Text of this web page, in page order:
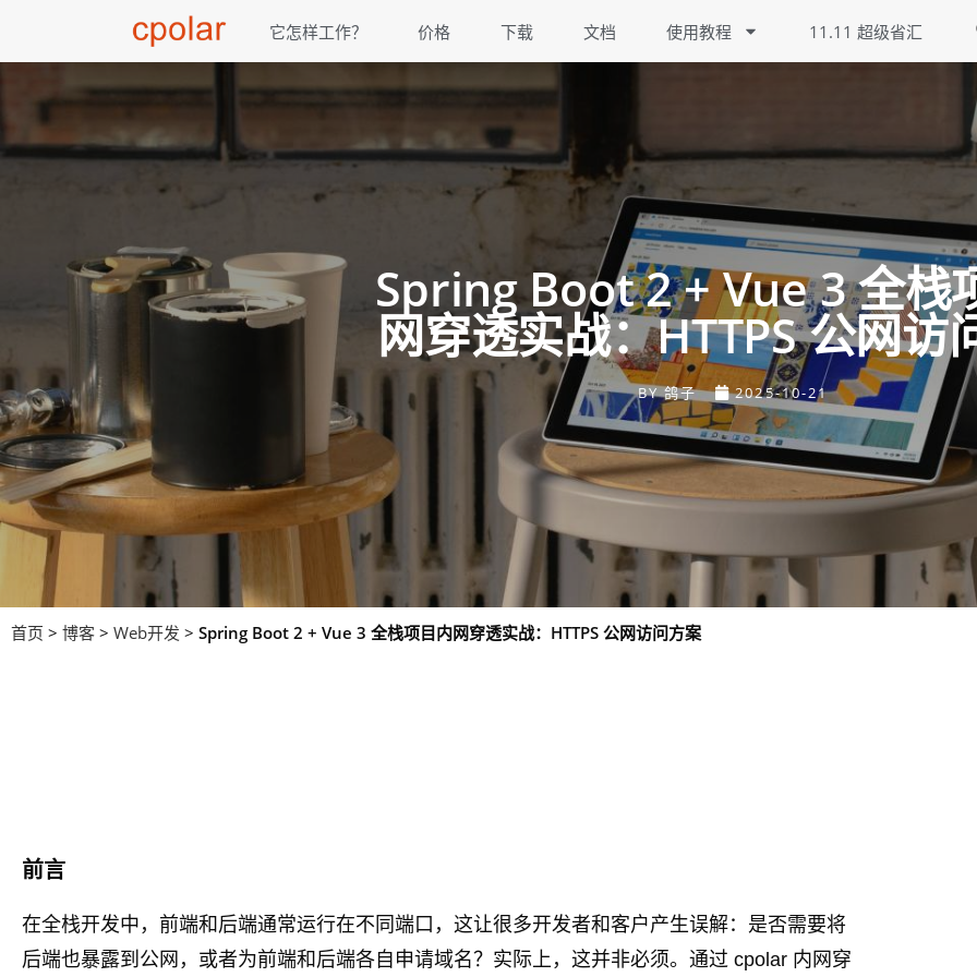
它怎样工作？ 价格 下载 文档 使用教程 11.11 超级省汇
Spring Boot 2 + Vue 3 全栈
网穿透实战：HTTPS 公网访
BY鸽子 2025-10-21
首页 > 博客 > Web开发 > Spring Boot 2 + Vue 3 全栈项目内网穿透实战：HTTPS 公网访问方案
前言
在全栈开发中，前端和后端通常运行在不同端口，这让很多开发者和客户产生误解：是否需要将
后端也暴露到公网，或者为前端和后端各自申请域名？实际上，这并非必须。通过 cpolar 内网穿